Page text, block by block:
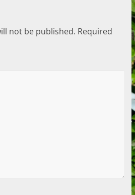
not be published. Required